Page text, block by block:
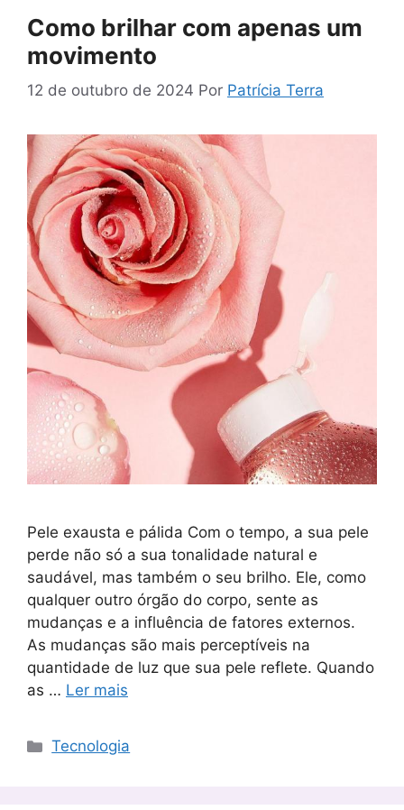
Como brilhar com apenas um
movimento
12 de outubro de 2024 Por Patrícia Terra
Pele exausta e pálida Com o tempo, a sua pele
perde não só a sua tonalidade natural e
saudável, mas também o seu brilho. Ele, como
qualquer outro órgão do corpo, sente as
mudanças e a influência de fatores externos.
As mudanças são mais perceptíveis na
quantidade de luz que sua pele reflete. Quando
as … Ler mais
Categorias
Tecnologia